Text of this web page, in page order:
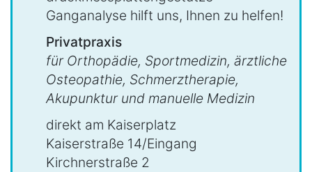
Ganganalyse hilft uns, Ihnen zu helfen!
Privatpraxis
für Orthopädie, Sportmedizin, ärztliche
Osteopathie, Schmerztherapie,
Akupunktur und manuelle Medizin
direkt am Kaiserplatz
Kaiserstraße 14/Eingang
Kirchnerstraße 2